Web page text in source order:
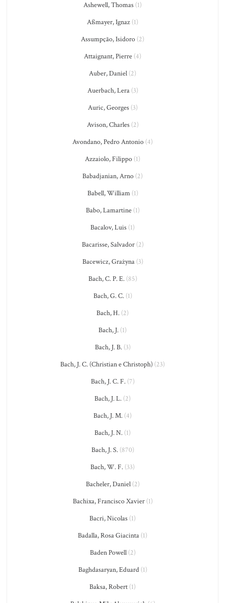
Ashewell, Thomas (1)
Aßmayer, Ignaz (1)
Assumpção, Isidoro (2)
Attaignant, Pierre (4)
Auber, Daniel (2)
Auerbach, Lera(3)
Auric, Georges(3)
Avison, Charles(2)
Avondano, Pedro Antonio (4)
Azzaiolo, Filippo (1)
Babadjanian, Arno (2)
Babell, William(1)
Babo, Lamartine(1)
Bacalov, Luis (1)
Bacarisse, Salvador(2)
Bacewicz, Grażyna(3)
Bach, C. P. E.(85)
Bach, G. C.(1)
Bach, H. (2)
Bach, J. (1)
Bach, J. B.(3)
Bach, J. C. (Christian e Christoph) (23)
Bach, J. C. F.(7)
Bach, J. L. (2)
Bach, J. M. (4)
Bach, J. N. (1)
Bach, J. S.(870)
Bach, W. F. (33)
Bacheler, Daniel(2)
Bachixa, Francisco Xavier(1)
Bacri, Nicolas (1)
Badalla, Rosa Giacinta (1)
Baden Powell(2)
Baghdasaryan, Eduard(1)
Baksa, Robert (1)